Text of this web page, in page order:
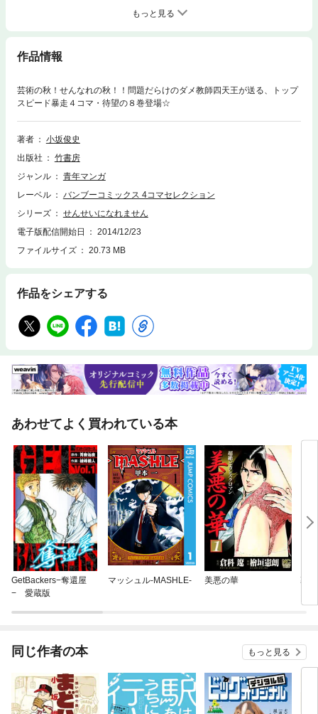
もっと見る
作品情報
芸術の秋！せんなれの秋！！問題だらけのダメ教師四天王が送る、トップ
スピード暴走４コマ・待望の８巻登場☆
著者
小坂俊史
出版社
竹書房
ジャンル
青年マンガ
レーベル
バンブーコミックス 4コマセレクション
シリーズ
せんせいになれません
電子版配信開始日
2014/12/23
ファイルサイズ
20.73 MB
作品をシェアする
あわせてよく買われている本
GetBackers−奪還屋
− 愛蔵版
マッシュル-MASHLE- 美悪の華
幕
同じ作者の本 もっと見る